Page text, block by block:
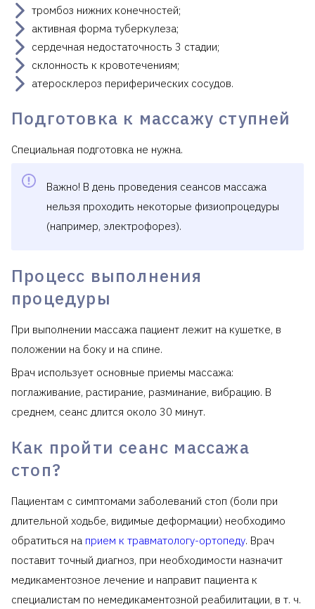
тромбоз нижних конечностей;
активная форма туберкулеза;
сердечная недостаточность 3 стадии;
склонность к кровотечениям;
атеросклероз периферических сосудов.
Подготовка к массажу ступней
Специальная подготовка не нужна.
Важно! В день проведения сеансов массажа
нельзя проходить некоторые физиопроцедуры
(например, электрофорез).
Процесс выполнения
процедуры
При выполнении массажа пациент лежит на кушетке, в
положении на боку и на спине.
Врач использует основные приемы массажа:
поглаживание, растирание, разминание, вибрацию. В
среднем, сеанс длится около 30 минут.
Как пройти сеанс массажа
стоп?
Пациентам с симптомами заболеваний стоп (боли при
длительной ходьбе, видимые деформации) необходимо
обратиться на прием к травматологу-ортопеду. Врач
поставит точный диагноз, при необходимости назначит
медикаментозное лечение и направит пациента к
специалистам по немедикаментозной реабилитации, в т. ч.